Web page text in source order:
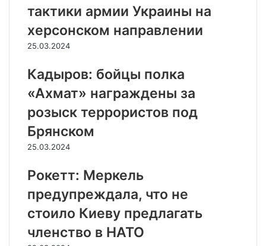
тактики армии Украины на
херсонском направлении
25.03.2024
Кадыров: бойцы полка
«Ахмат» награждены за
розыск террористов под
Брянском
25.03.2024
Рокетт: Меркель
предупреждала, что не
стоило Киеву предлагать
членство в НАТО